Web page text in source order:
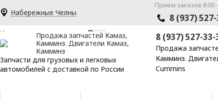
0
Набережные Челны
Прием заказов 8:00
8 (937)
Продажа запчастей Камаз,
Камминз. Двигатели Камаз,
Камминз
Запчасти для грузовых и легковых
автомобилей с доставкой по России
8 (937) 527-33-
Продажа
Камминз.
Cummins